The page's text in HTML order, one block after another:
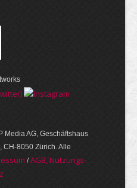
AG, Geschäftshaus
CH-8050 Zürich. Alle
/AGB, Nut­zungs­